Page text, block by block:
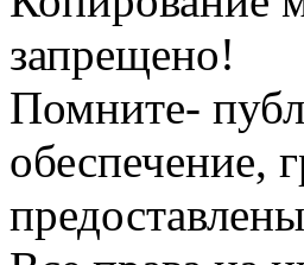
запрещено!
Помните-
обеспечение,